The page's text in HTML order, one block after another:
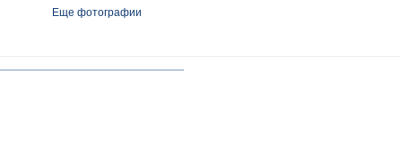
Еще фотографии